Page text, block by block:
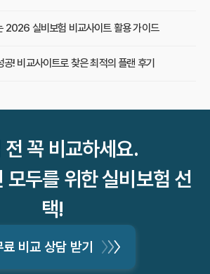
2026 실비보험 비교사이트 활용 가이드
! 비교사이트로 찾은 최적의 플랜 후기
써야 할까요? 숨겨진 혜택 3가지 대공개
사용 후기: 저렴하게 가입 성공 노하우!
이트 없이 가입하면 손해 보는 결정적인 이유
전 꼭 비교하세요.
모두를 위한 실비보험 선
택!
료 비교 상담 받기